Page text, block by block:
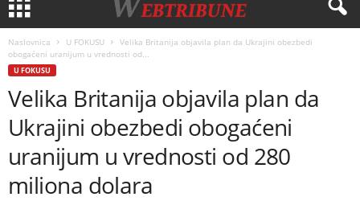
Naslovnica U FOKUSU
Velika Britanija objavila plan da Ukrajini obezbedi
obogaćeni uranijum u vrednosti od...
U FOKUSU
Velika Britanija objavila plan da
Ukrajini obezbedi obogaćeni
uranijum u vrednosti od 280
miliona dolara